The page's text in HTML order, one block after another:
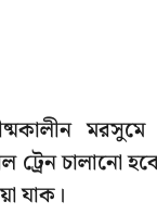
মরসুমে
ট্রেন চালানো
যাক।